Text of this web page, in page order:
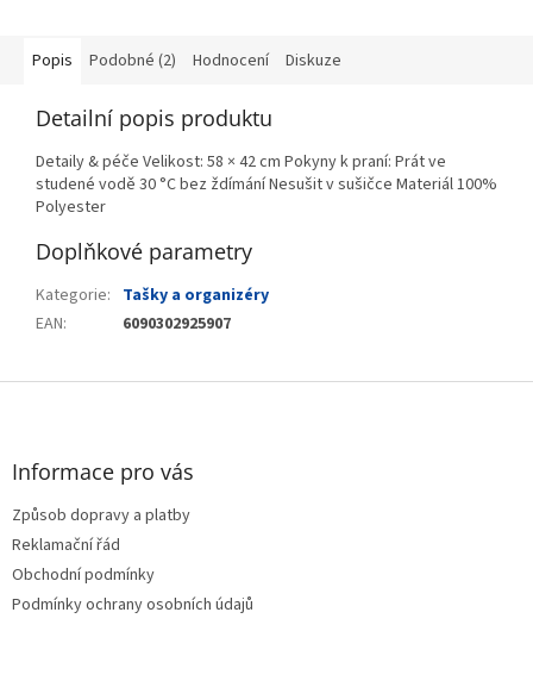
Popis Podobné (2) Hodnocení Diskuze
Detailní popis produktu
Detaily & péče Velikost: 58 × 42 cm Pokyny k praní: Prát ve
studené vodě 30 °C bez ždímání Nesušit v sušičce Materiál 100%
Polyester
Doplňkové parametry
Kategorie: Tašky a organizéry
EAN: 6090302925907
Z
Informace pro vás
Způsob dopravy a platby
Reklamační řád
Obchodní podmínky
Podmínky ochrany osobních údajů